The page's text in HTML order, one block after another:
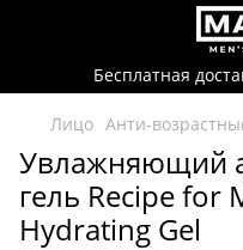
Бесплатная
Лицо Анти-
Увлажняющий
гель Recipe for
Hydrating Gel